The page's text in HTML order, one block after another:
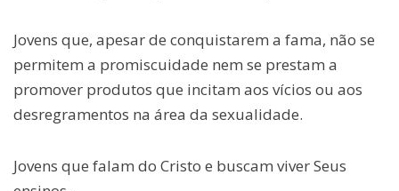
Jovens que, apesar de conquistarem a fama, não se
permitem a promiscuidade nem se prestam a
promover produtos que incitam aos vícios ou aos
desregramentos na área da sexualidade.
Jovens que falam do Cristo e buscam viver Seus